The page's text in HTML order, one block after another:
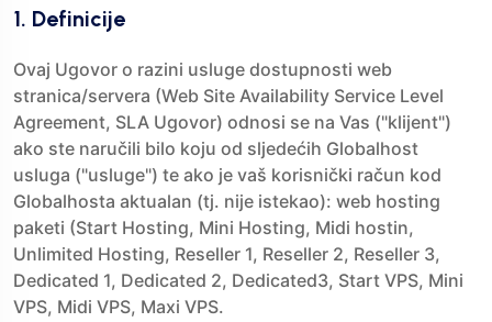
1. Definicije
Ovaj Ugovor o razini usluge dostupnosti web
stranica/servera (Web Site Availability Service Level
Agreement, SLA Ugovor) odnosi se na Vas ("klijent")
ako ste naručili bilo koju od sljedećih Globalhost
usluga ("usluge") te ako je vaš korisnički račun kod
Globalhosta aktualan (tj. nije istekao): web hosting
paketi (Start Hosting, Mini Hosting, Midi hostin,
Unlimited Hosting, Reseller 1, Reseller 2, Reseller 3,
Dedicated 1, Dedicated 2, Dedicated3, Start VPS, Mini
VPS, Midi VPS, Maxi VPS.